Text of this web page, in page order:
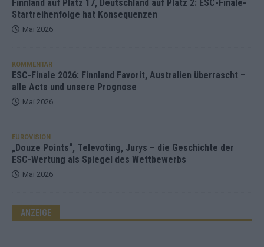
Finnland auf Platz 17, Deutschland auf Platz 2: ESC-Finale-
Startreihenfolge hat Konsequenzen
Mai 2026
KOMMENTAR
ESC-Finale 2026: Finnland Favorit, Australien überrascht –
alle Acts und unsere Prognose
Mai 2026
EUROVISION
„Douze Points“, Televoting, Jurys – die Geschichte der
ESC-Wertung als Spiegel des Wettbewerbs
Mai 2026
ANZEIGE